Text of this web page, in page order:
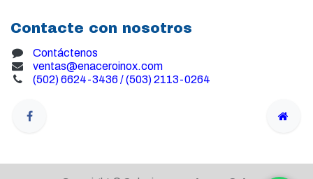
Contacte con nosotros
Contáctenos
ventas@enaceroinox.com
(502) 6624-3436 / (503) 2113-0264